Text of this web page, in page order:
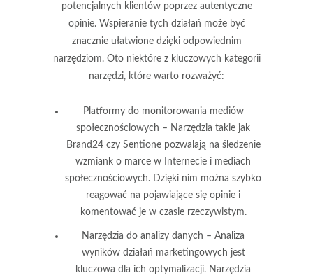
potencjalnych klientów poprzez autentyczne
opinie. Wspieranie tych działań może być
znacznie ułatwione dzięki odpowiednim
narzędziom. Oto niektóre z kluczowych kategorii
narzędzi, które warto rozważyć:
Platformy do monitorowania mediów
społecznościowych – Narzędzia takie jak
Brand24 czy Sentione pozwalają na śledzenie
wzmiank o marce w Internecie i mediach
społecznościowych. Dzięki nim można szybko
reagować na pojawiające się opinie i
komentować je w czasie rzeczywistym.
Narzędzia do analizy danych – Analiza
wyników działań marketingowych jest
kluczowa dla ich optymalizacji. Narzędzia